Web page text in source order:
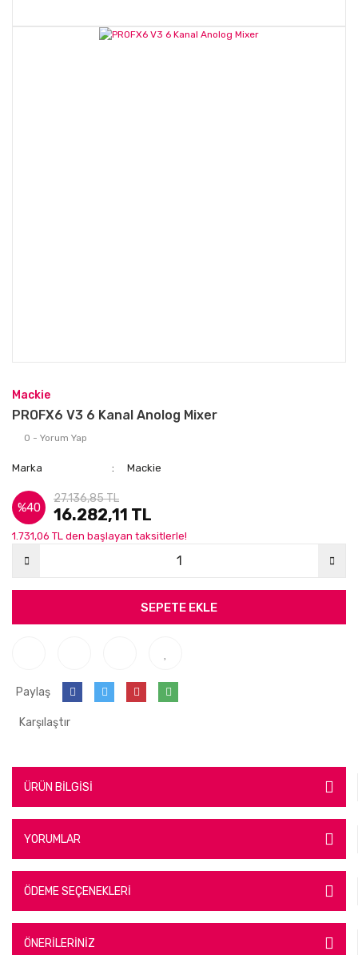
Mackie
PROFX6 V3 6 Kanal Anolog Mixer
0 - Yorum Yap
Marka Mackie
%40
27.136,85 TL
16.282,11 TL
1.731,06 TL den başlayan taksitlerle!
SEPETE EKLE
Paylaş
Karşılaştır
ÜRÜN BİLGİSİ
YORUMLAR
ÖDEME SEÇENEKLERİ
ÖNERİLERİNİZ